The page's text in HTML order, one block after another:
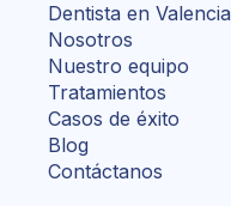
Dentista en Valencia
Nosotros
Nuestro equipo
Tratamientos
Casos de éxito
Blog
Contáctanos